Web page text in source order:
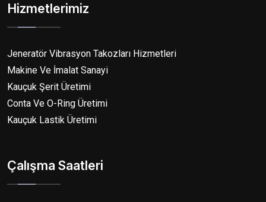
Hizmetlerimiz
Jeneratör Vibrasyon Takozları Hizmetleri
Makine Ve İmalat Sanayi
Kauçuk Şerit Üretimi
Conta Ve O-Ring Üretimi
Kauçuk Lastik Üretimi
Çalışma Saatleri